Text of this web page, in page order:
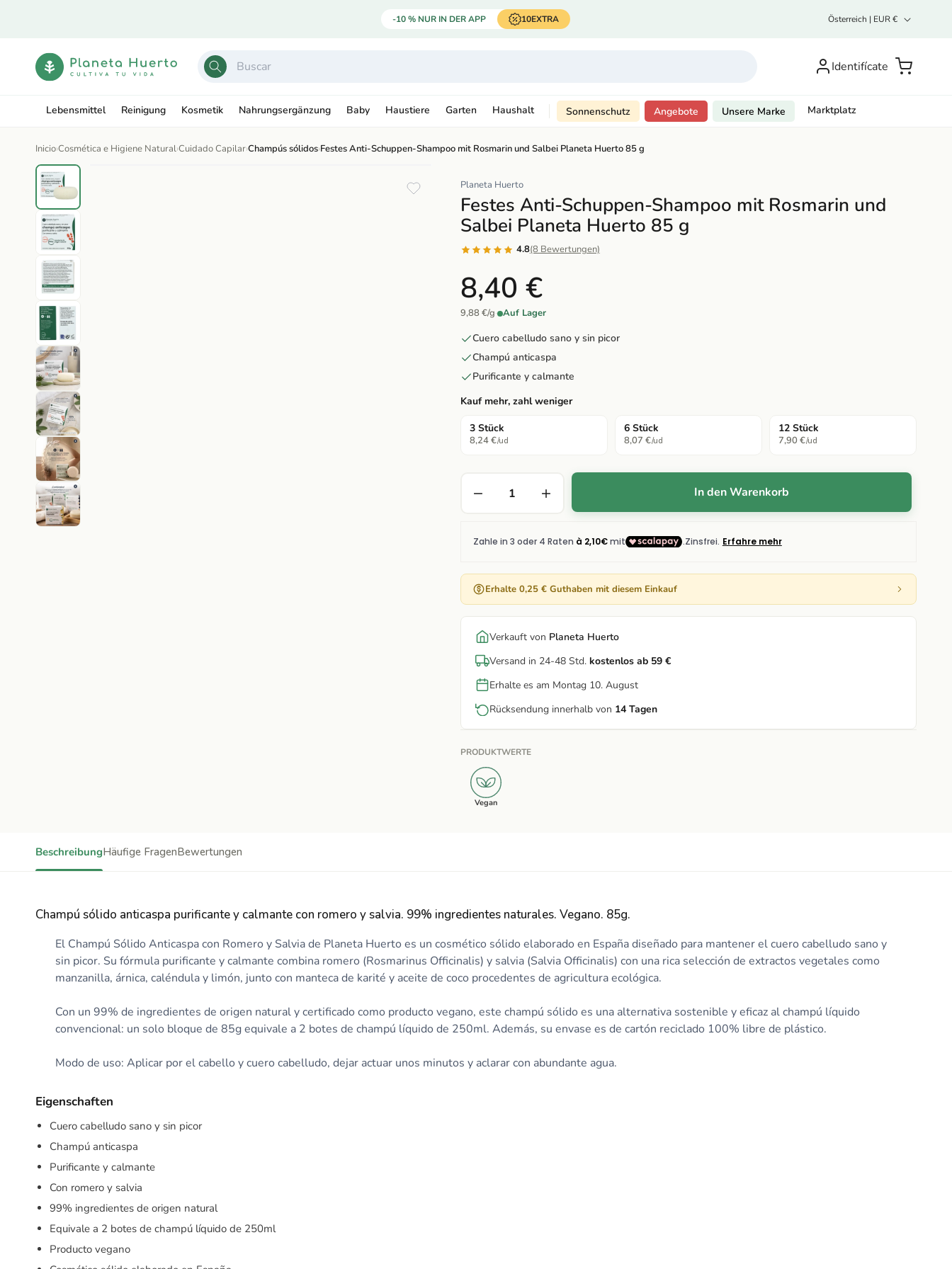
-10 % NUR IN DER APP 10EXTRA
/
g
Österreich | EUR €
Identifícate
sesión o
Carrito
Lebensmittel Reinigung Kosmetik Nahrungsergänzung Baby Haustiere Garten Haushalt Sonnenschutz Angebote Unsere Marke Marktplatz
Inicio›Cosmética e Higiene Natural›Cuidado Capilar›Champús sólidos›Festes Anti-Schuppen-Shampoo mit Rosmarin und Salbei Planeta Huerto 85 g
Ir
Planeta Huerto
Festes Anti-Schuppen-Shampoo mit Rosmarin und
Salbei Planeta Huerto 85 g
4.8(8 Bewertungen)
8,40 €
9,88 €/g· Auf Lager
Cuero cabelludo sano y sin picor
Champú anticaspa
Purificante y calmante
Kauf mehr, zahl weniger
3 Stück
8,24 €/ud
6 Stück
8,07 €/ud
12 Stück
7,90 €/ud
In den Warenkorb
Erhalte 0,25 € Guthaben mit diesem Einkauf
Verkauft von Planeta Huerto
Versand in 24-48 Std. kostenlos ab 59 €
Erhalte es am Montag 10. August
Rücksendung innerhalb von 14 Tagen
PRODUKTWERTE
Vegan
BeschreibungHäufige FragenBewertungen
Champú sólido anticaspa purificante y calmante con romero y salvia. 99% ingredientes naturales. Vegano. 85g.
El Champú Sólido Anticaspa con Romero y Salvia de Planeta Huerto es un cosmético sólido elaborado en España diseñado para mantener el cuero cabelludo sano y
sin picor. Su fórmula purificante y calmante combina romero (Rosmarinus Officinalis) y salvia (Salvia Officinalis) con una rica selección de extractos vegetales como
manzanilla, árnica, caléndula y limón, junto con manteca de karité y aceite de coco procedentes de agricultura ecológica.
Con un 99% de ingredientes de origen natural y certificado como producto vegano, este champú sólido es una alternativa sostenible y eficaz al champú líquido
convencional: un solo bloque de 85g equivale a 2 botes de champú líquido de 250ml. Además, su envase es de cartón reciclado 100% libre de plástico.
Modo de uso: Aplicar por el cabello y cuero cabelludo, dejar actuar unos minutos y aclarar con abundante agua.
Eigenschaften
Cuero cabelludo sano y sin picor
Champú anticaspa
Purificante y calmante
Con romero y salvia
99% ingredientes de origen natural
Equivale a 2 botes de champú líquido de 250ml
Producto vegano